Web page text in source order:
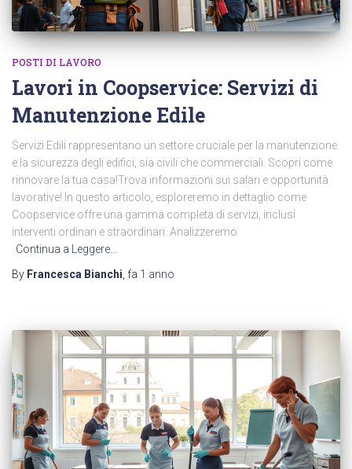
POSTI DI LAVORO
Lavori in Coopservice: Servizi di
Manutenzione Edile
Servizi Edili rappresentano un settore cruciale per la manutenzione
e la sicurezza degli edifici, sia civili che commerciali. Scopri come
rinnovare la tua casa!Trova informazioni sui salari e opportunità
lavorative! In questo articolo, esploreremo in dettaglio come
Coopservice offre una gamma completa di servizi, inclusi
interventi ordinari e straordinari. Analizzeremo
Continua a Leggere…
By Francesca Bianchi , fa 1 anno